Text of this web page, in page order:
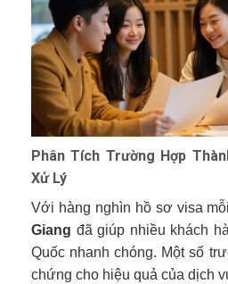
Phân Tích Trường Hợp
Xử Lý
Với hàng nghìn hồ sơ visa
Giang đã giúp nhiều khách
Quốc nhanh chóng. Một số
chứng cho hiệu quả của dịch